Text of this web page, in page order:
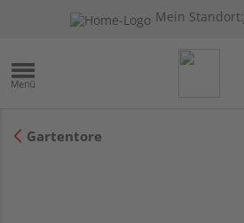
Mein Standort:
Gartentore